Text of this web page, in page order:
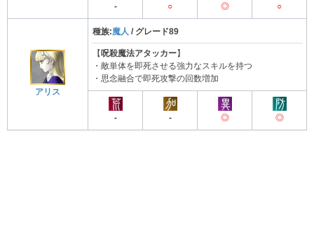
- ○ ◎ ○
アリス
種族:魔人 / グレード89
【 呪殺魔法アタッカー】
・敵単体を即死させる強力なスキルを持つ
・思念融合で即死攻撃の回数増加
- - ◎ ◎